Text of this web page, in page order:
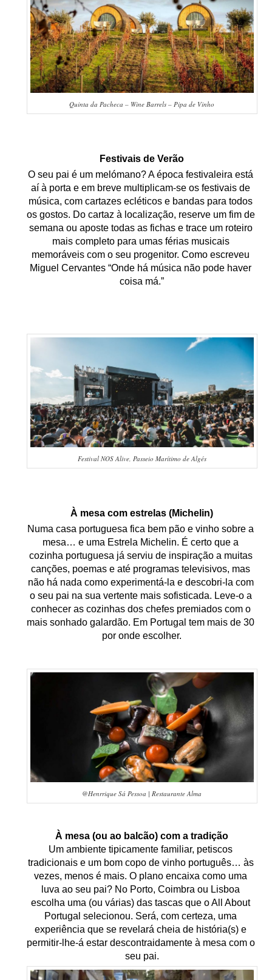
Quinta da Pacheca – Wine Barrels – Pipa de Vinho
Festivais de Verão
O seu pai é um melómano? A época festivaleira está
aí à porta e em breve multiplicam-se os festivais de
música, com cartazes ecléticos e bandas para todos
os gostos. Do cartaz à localização, reserve um fim de
semana ou aposte todas as fichas e trace um roteiro
mais completo para umas férias musicais
memoráveis com o seu progenitor. Como escreveu
Miguel Cervantes “Onde há música não pode haver
coisa má.”
Festival NOS Alive, Passeio Marítimo de Algés
À mesa com estrelas (Michelin)
Numa casa portuguesa fica bem pão e vinho sobre a
mesa… e uma Estrela Michelin. É certo que a
cozinha portuguesa já serviu de inspiração a muitas
canções, poemas e até programas televisivos, mas
não há nada como experimentá-la e descobri-la com
o seu pai na sua vertente mais sofisticada. Leve-o a
conhecer as cozinhas dos chefes premiados com o
mais sonhado galardão. Em Portugal tem mais de 30
por onde escolher.
@Henrrique Sá Pessoa | Restaurante Alma
À mesa (ou ao balcão) com a tradição
Um ambiente tipicamente familiar, petiscos
tradicionais e um bom copo de vinho português… às
vezes, menos é mais. O plano encaixa como uma
luva ao seu pai? No Porto, Coimbra ou Lisboa
escolha uma (ou várias) das tascas que o All About
Portugal selecionou. Será, com certeza, uma
experiência que se revelará cheia de história(s) e
permitir-lhe-á estar descontraidamente à mesa com o
seu pai.